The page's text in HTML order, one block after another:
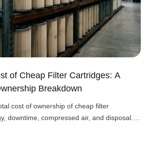
of Cheap Filter Cartridges: A
Breakdown
cost of ownership of cheap filter
downtime, compressed air, and disposal.